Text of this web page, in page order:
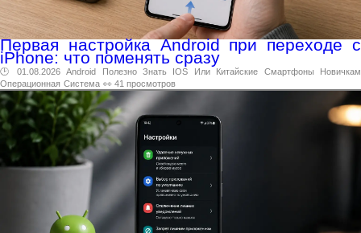
Первая настройка Android при переходе с
iPhone: что поменять сразу
🕑 01.08.2026 Android Полезно Знать IOS Или Китайские Смартфоны
Новичкам
Операционная Система 👀 41 просмотров